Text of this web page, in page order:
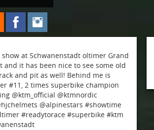
at Schwanenstadt oltimer Grand
and it has been nice to see some old
and pit as well! Behind me is
#11, 2 times superbike champion
@ktm_official @ktmnordic
@alpinestars #showtime
#readytorace #superbike #ktm